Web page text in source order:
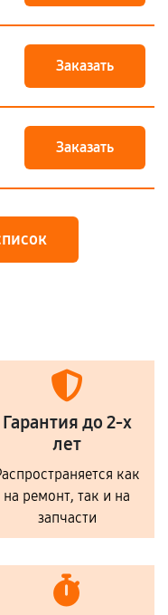
Заказать
Заказать
Гарантия до 2-х
лет
как
на ремонт, так и на
запчасти